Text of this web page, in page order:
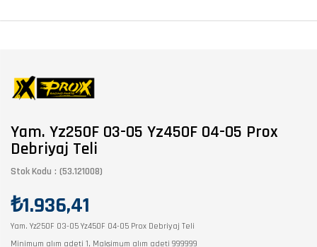
Yam. Yz250F 03-05 Yz450F 04-05 Prox
Debriyaj Teli
Stok Kodu (53.121008)
₺1.936,41
Yam. Yz250F 03-05 Yz450F 04-05 Prox Debriyaj Teli
Minimum alım adeti 1, Maksimum alım adeti 999999